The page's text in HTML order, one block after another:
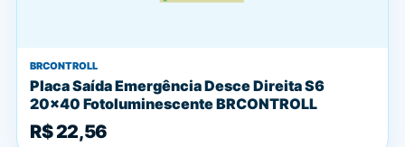
BRCONTROLL
Placa Saída Emergência Desce Direita S6
20x40 Fotoluminescente BRCONTROLL
R$ 22,56